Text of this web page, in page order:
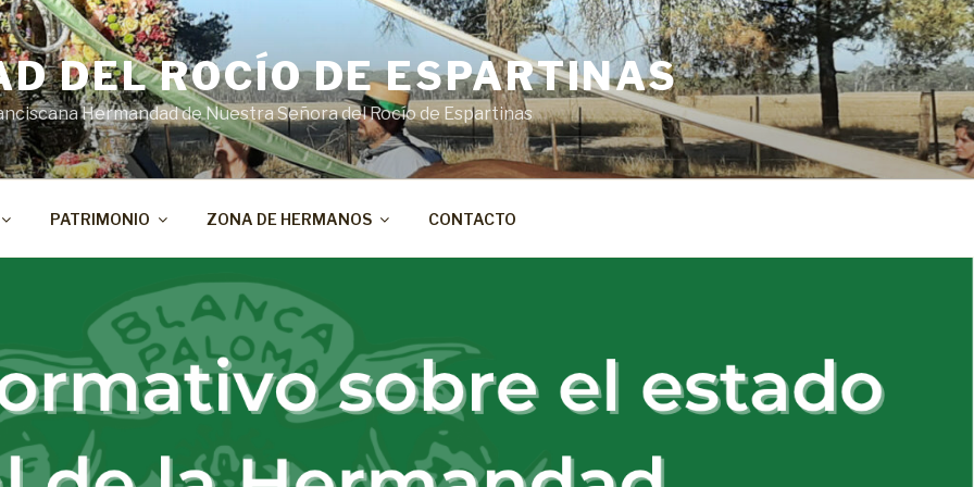
DEL ROCÍO DE ESPARTINAS
Hermandad de Nuestra Señora del Rocío de Espartinas
PATRIMONIO ZONA DE HERMANOS CONTACTO